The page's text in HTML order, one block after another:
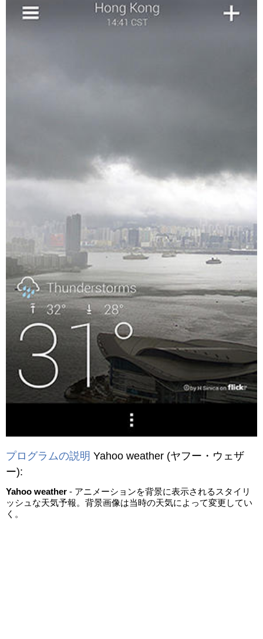
プログラムの説明 Yahoo weather (ヤフー・ウェザ
ー):
Yahoo weather - アニメーションを背景に表示されるスタイリ
ッシュな天気予報。背景画像は当時の天気によって変更してい
く。